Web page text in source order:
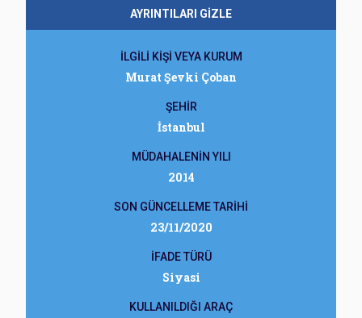
AYRINTILARI GİZLE
İLGİLİ KİŞİ VEYA KURUM
Murat Şevki Çoban
ŞEHİR
İstanbul
MÜDAHALENİN YILI
2014
SON GÜNCELLEME TARİHİ
23/11/2020
İFADE TÜRÜ
Siyasi
KULLANILDIĞI ARAÇ